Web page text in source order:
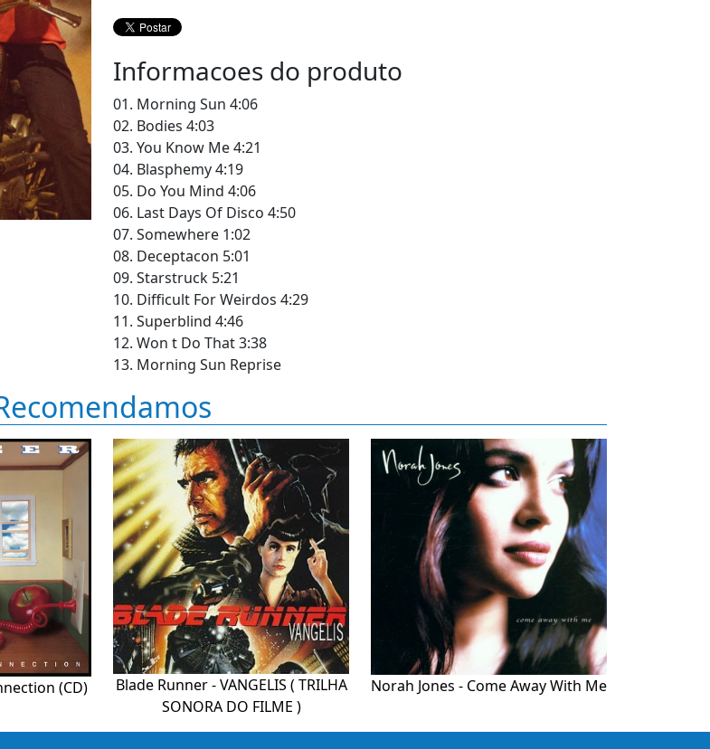
Informacoes do produto
01. Morning Sun 4:06
02. Bodies 4:03
03. You Know Me 4:21
04. Blasphemy 4:19
05. Do You Mind 4:06
06. Last Days Of Disco 4:50
07. Somewhere 1:02
08. Deceptacon 5:01
09. Starstruck 5:21
10. Difficult For Weirdos 4:29
11. Superblind 4:46
12. Won t Do That 3:38
13. Morning Sun Reprise
(CD)
Blade Runner - VANGELIS ( TRILHA
SONORA DO FILME )
Norah Jones - Come Away With Me